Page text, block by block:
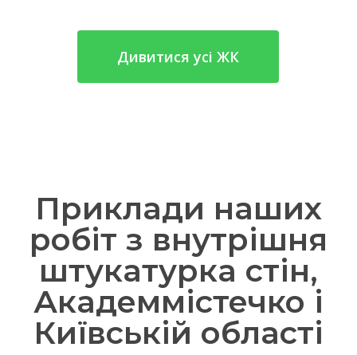
Дивитися усі ЖК
Приклади наших
робіт з внутрішня
штукатурка стін,
Академмістечко і
Київській області